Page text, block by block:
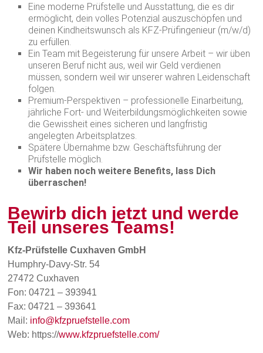
Eine moderne Prüfstelle und Ausstattung, die es dir
ermöglicht, dein volles Potenzial auszuschöpfen und
deinen Kindheitswunsch als KFZ-Prüfingenieur (m/w/d)
zu erfüllen.
Ein Team mit Begeisterung für unsere Arbeit – wir üben
unseren Beruf nicht aus, weil wir Geld verdienen
müssen, sondern weil wir unserer wahren Leidenschaft
folgen.
Premium-Perspektiven – professionelle Einarbeitung,
jährliche Fort- und Weiterbildungsmöglichkeiten sowie
die Gewissheit eines sicheren und langfristig
angelegten Arbeitsplatzes.
Spätere Übernahme bzw. Geschäftsführung der
Prüfstelle möglich.
Wir haben noch weitere Benefits, lass Dich
überraschen!
Bewirb dich jetzt und werde
Teil unseres Teams!
Kfz-Prüfstelle Cuxhaven GmbH
Humphry-Davy-Str. 54
27472 Cuxhaven
Fon: 04721 – 393941
Fax: 04721 – 393641
Mail: info@kfzpruefstelle.com
Web: https://www.kfzpruefstelle.com/